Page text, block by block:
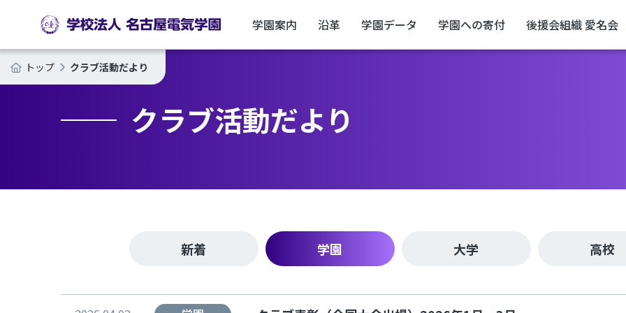
学園案内 沿革 学園データ 学園への寄付 後援会組織 愛名会
トップ クラブ活動だより
クラブ活動だより
新着 学園 大学 高校